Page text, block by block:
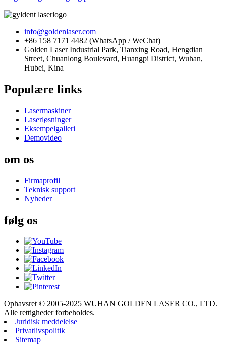
info@goldenlaser.com
+86 158 7171 4482 (WhatsApp / WeChat)
Golden Laser Industrial Park, Tianxing Road, Hengdian
Street, Chuanlong Boulevard, Huangpi District, Wuhan,
Hubei, Kina
Populære links
Lasermaskiner
Laserløsninger
Eksempelgalleri
Demovideo
om os
Firmaprofil
Teknisk support
Nyheder
følg os
Ophavsret © 2005-2025 WUHAN GOLDEN LASER CO., LTD.
Alle rettigheder forbeholdes.
Juridisk meddelelse
Privatlivspolitik
Sitemap